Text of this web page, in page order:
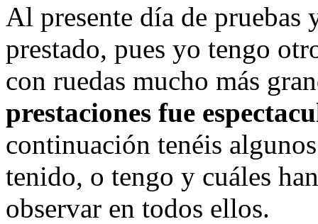
Al presente día de pruebas
prestado, pues yo tengo
con ruedas mucho más
prestaciones fue
continuación tenéis
tenido, o tengo y cuáles
observar en todos ellos.